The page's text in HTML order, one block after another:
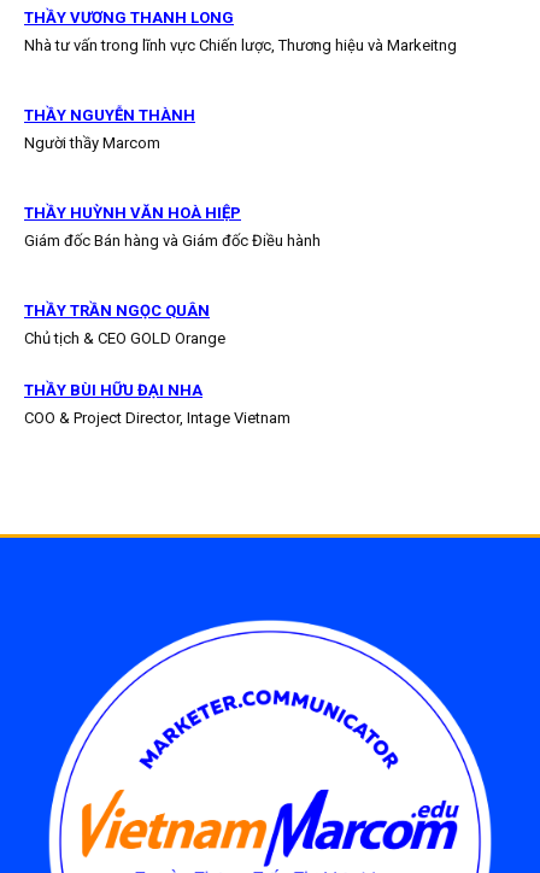
THẦY VƯƠNG THANH LONG
Nhà tư vấn trong lĩnh vực Chiến lược, Thương hiệu và Markeitng
THẦY NGUYỄN THÀNH
Người thầy Marcom
THẦY HUỲNH VĂN HOÀ HIỆP
Giám đốc Bán hàng và Giám đốc Điều hành
THẦY TRẦN NGỌC QUÂN
Chủ tịch & CEO GOLD Orange
THẦY BÙI HỮU ĐẠI NHA
COO & Project Director, Intage Vietnam